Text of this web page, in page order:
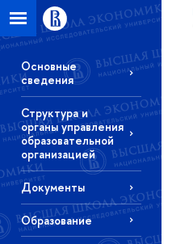
Основные
сведения
Структура и
органы управления
образовательной
организацией
Документы
Образование